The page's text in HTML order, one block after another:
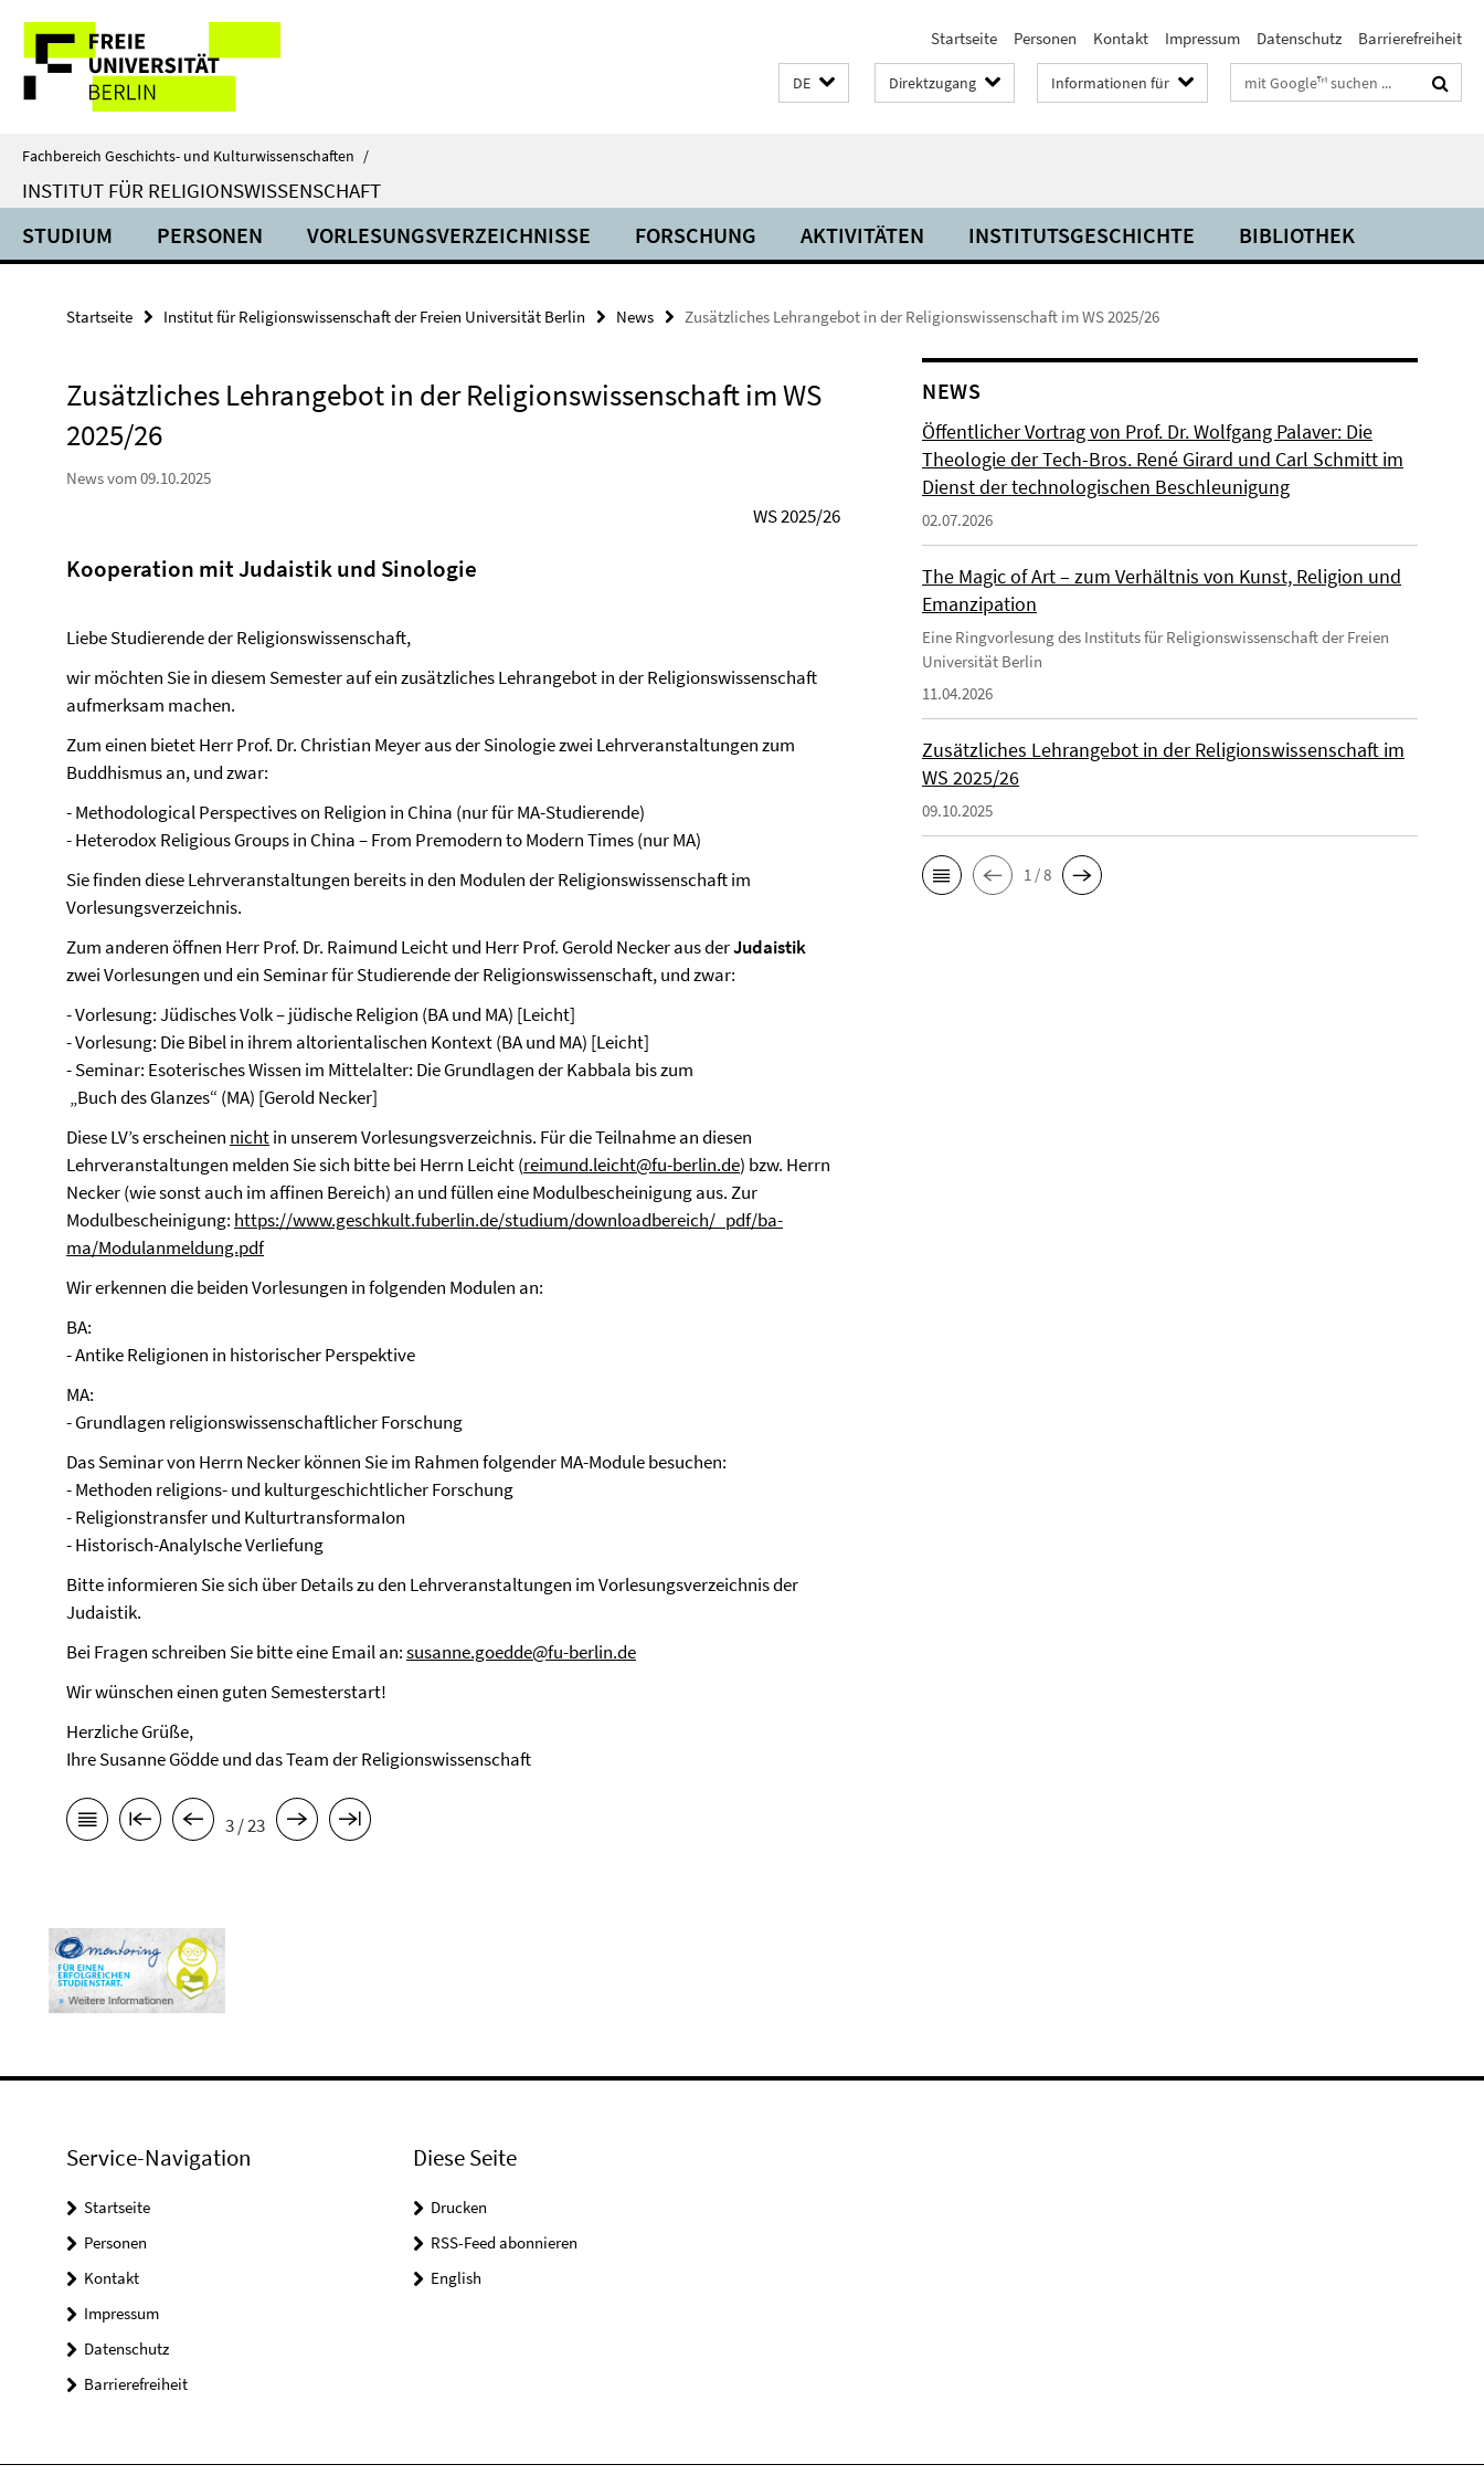
direkt
Inhalt
Service-
Navigation
Startseite Personen Kontakt Impressum Datenschutz Barrierefreiheit
DE Direktzugang Informationen für Suchbegriffe
Fachbereich Geschichts- und Kulturwissenschaften /
INSTITUT FÜR RELIGIONSWISSENSCHAFT
STUDIUM PERSONEN VORLESUNGSVERZEICHNISSE FORSCHUNG AKTIVITÄTEN INSTITUTSGESCHICHTE BIBLIOTHEK
Startseite Institut für Religionswissenschaft der Freien Universität Berlin News Zusätzliches Lehrangebot in der Religionswissenschaft im WS 2025/26
Zusätzliches Lehrangebot in der Religionswissenschaft im WS
2025/26
News vom 09.10.2025
WS 2025/26
Kooperation mit Judaistik und Sinologie
Liebe Studierende der Religionswissenschaft,
wir möchten Sie in diesem Semester auf ein zusätzliches Lehrangebot in der Religionswissenschaft
aufmerksam machen.
Zum einen bietet Herr Prof. Dr. Christian Meyer aus der Sinologie zwei Lehrveranstaltungen zum
Buddhismus an, und zwar:
- Methodological Perspectives on Religion in China (nur für MA-Studierende)
- Heterodox Religious Groups in China – From Premodern to Modern Times (nur MA)
Sie finden diese Lehrveranstaltungen bereits in den Modulen der Religionswissenschaft im
Vorlesungsverzeichnis.
Zum anderen öffnen Herr Prof. Dr. Raimund Leicht und Herr Prof. Gerold Necker aus derJudaistik
zwei Vorlesungen und ein Seminar für Studierende der Religionswissenschaft, und zwar:
- Vorlesung: Jüdisches Volk – jüdische Religion (BA und MA) [Leicht]
- Vorlesung: Die Bibel in ihrem altorientalischen Kontext (BA und MA) [Leicht]
- Seminar: Esoterisches Wissen im Mittelalter: Die Grundlagen der Kabbala bis zum
„Buch des Glanzes“ (MA) [Gerold Necker]
Diese LV’s erscheinen nichtin unserem Vorlesungsverzeichnis. Für die Teilnahme an diesen
Lehrveranstaltungen melden Sie sich bitte bei Herrn Leicht (reimund.leicht@fu-berlin.de) bzw. Herrn
Necker (wie sonst auch im affinen Bereich) an und füllen eine Modulbescheinigung aus. Zur
Modulbescheinigung: https://www.geschkult.fuberlin.de/studium/downloadbereich/_pdf/ba-
ma/Modulanmeldung.pdf
Wir erkennen die beiden Vorlesungen in folgenden Modulen an:
BA:
- Antike Religionen in historischer Perspektive
MA:
- Grundlagen religionswissenschaftlicher Forschung
Das Seminar von Herrn Necker können Sie im Rahmen folgender MA-Module besuchen:
- Methoden religions- und kulturgeschichtlicher Forschung
- Religionstransfer und KulturtransformaIon
- Historisch-AnalyIsche VerIiefung
Bitte informieren Sie sich über Details zu den Lehrveranstaltungen im Vorlesungsverzeichnis der
Judaistik.
Bei Fragen schreiben Sie bitte eine Email an:susanne.goedde@fu-berlin.de
Wir wünschen einen guten Semesterstart!
Herzliche Grüße,
Ihre Susanne Gödde und das Team der Religionswissenschaft
3 / 23
NEWS
Öffentlicher Vortrag von Prof. Dr. Wolfgang Palaver: Die
Theologie der Tech-Bros. René Girard und Carl Schmitt im
Dienst der technologischen Beschleunigung
02.07.2026
The Magic of Art – zum Verhältnis von Kunst, Religion und
Emanzipation
Eine Ringvorlesung des Instituts für Religionswissenschaft der Freien
Universität Berlin
11.04.2026
Zusätzliches Lehrangebot in der Religionswissenschaft im
WS 2025/26
09.10.2025
1 / 8
Service-Navigation
Startseite
Personen
Kontakt
Impressum
Datenschutz
Barrierefreiheit
Diese Seite
Drucken
RSS-Feed abonnieren
English